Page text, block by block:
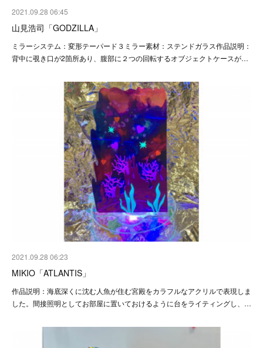
2021.09.28 06:45
山見浩司「GODZILLA」
ミラーシステム：変形テーパード３ミラー素材：ステンドガラス作品説明：
背中に覗き口が2箇所あり、腹部に２つの回転するオブジェクトケースが…
2021.09.28 06:23
MIKIO「ATLANTIS」
作品説明：海底深くに沈む人魚が住む宮殿をカラフルなアクリルで表現しま
した。間接照明としてお部屋に置いておけるように台をライティングし、…